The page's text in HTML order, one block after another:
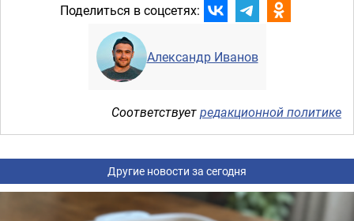
Поделиться в соцсетях:
Александр Иванов
Соответствуетредакционной политике
Другие новости за сегодня